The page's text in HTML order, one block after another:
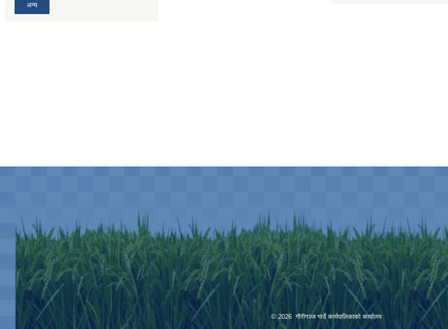
अन्य
© 2026 गौरीगञ्‍ज गाउँ कार्यपालिकाको कार्यालय